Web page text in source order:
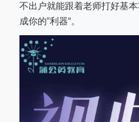
不出户就能跟着老师打好基
成你的“利器”。